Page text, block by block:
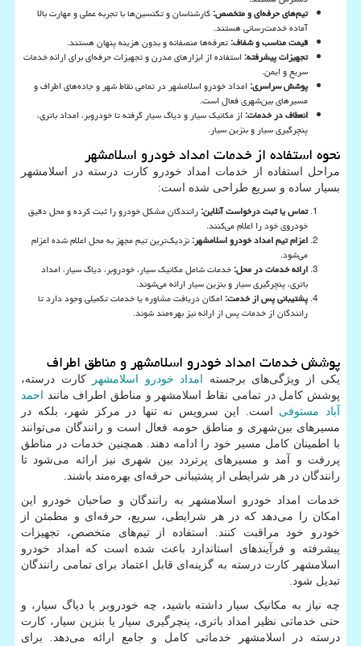
تیم‌های حرفه‌ای و متخصص:کارشناسان و تکنسین‌ها با تجربه عملی و مهارت بالا
آماده خدمت‌رسانی هستند.
قیمت مناسب و شفاف:تعرفه‌ها منصفانه و بدون هزینه پنهان هستند.
تجهیزات پیشرفته:استفاده از ابزارهای مدرن و تجهیزات حرفه‌ای برای ارائه خدمات
سریع و ایمن.
پوشش سراسری:امداد خودرو اسلامشهر در تمامی نقاط شهر و جاده‌های اطراف و
مسیرهای بین‌شهری فعال است.
انعطاف در خدمات:از مکانیک سیار و دیاگ سیار گرفته تا خودروبر، امداد باتری،
پنچرگیری سیار و بنزین سیار.
نحوه استفاده از خدمات امداد خودرو اسلامشهر
مراحل استفاده از خدمات امداد خودرو کارت درسته در اسلامشهر
بسیار ساده و سریع طراحی شده است:
تماس یا ثبت درخواست آنلاین:رانندگان مشکل خودرو را ثبت کرده و محل دقیق
خودروی خود را اعلام می‌کنند.
اعزام تیم امداد خودرو اسلامشهر:نزدیک‌ترین تیم مجهز به محل اعلام شده اعزام
می‌شود.
ارائه خدمات در محل:خدمات شامل مکانیک سیار، خودروبر، دیاگ سیار، امداد
باتری، پنچرگیری سیار و بنزین سیار ارائه می‌شوند.
پشتیبانی پس از خدمت:امکان دریافت مشاوره یا خدمات تکمیلی وجود دارد تا
رانندگان از خدمات پس از ارائه نیز بهره‌مند شوند.
پوشش خدمات امداد خودرو اسلامشهر و مناطق اطراف
یکی از ویژگی‌های برجسته امداد خودرو اسلامشهر
کارت درسته،
پوشش کامل در تمامی نقاط اسلامشهر و مناطق اطراف مانند
احمد
آباد مستوفی است. این سرویس نه تنها در مرکز شهر، بلکه در
مسیرهای بین‌شهری و مناطق حومه فعال است و رانندگان می‌توانند
با اطمینان کامل مسیر خود را ادامه دهند. همچنین خدمات در مناطق
پررفت و آمد و مسیرهای پرتردد بین شهری نیز ارائه می‌شود تا
رانندگان در هر شرایطی از پشتیبانی حرفه‌ای بهره‌مند باشند.
خدمات امداد خودرو اسلامشهر به رانندگان و صاحبان خودرو این
امکان را می‌دهد که در هر شرایطی، سریع، حرفه‌ای و مطمئن از
خودرو خود مراقبت کنند. استفاده از تیم‌های متخصص، تجهیزات
پیشرفته و فرآیندهای استاندارد باعث شده است که امداد خودرو
اسلامشهر کارت درسته به گزینه‌ای قابل اعتماد برای تمامی رانندگان
تبدیل شود.
چه نیاز به مکانیک سیار داشته باشید، چه خودروبر یا دیاگ سیار، و
حتی خدماتی نظیر امداد باتری، پنچرگیری سیار یا بنزین سیار، کارت
درسته در اسلامشهر خدماتی کامل و جامع ارائه می‌دهد. برای